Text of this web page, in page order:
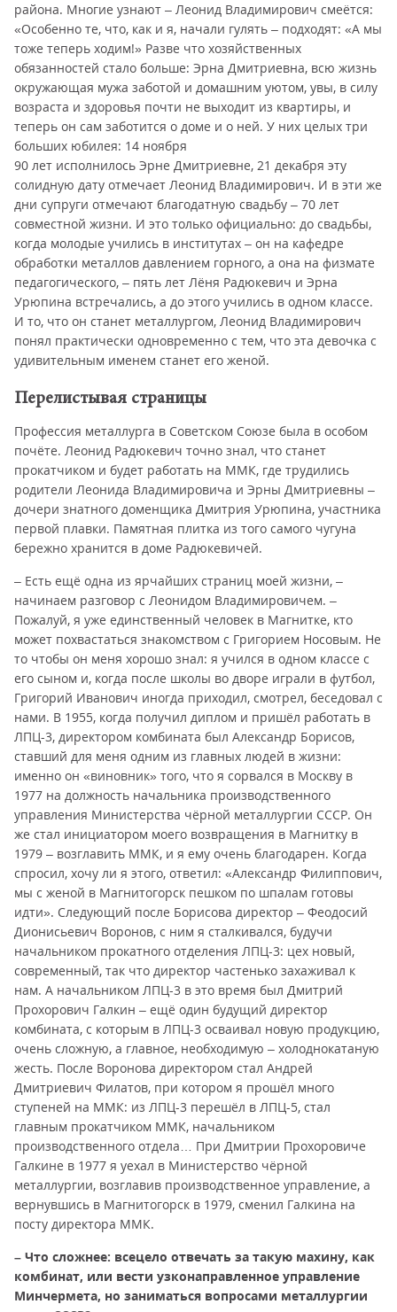
района. Многие узнают – Леонид Владимирович смеётся:
«Особенно те, что, как и я, начали гулять – подходят: «А мы
тоже теперь ходим!» Разве что хозяйственных
обязанностей стало больше: Эрна Дмитриевна, всю жизнь
окружающая мужа заботой и домашним уютом, увы, в силу
возраста и здоровья почти не выходит из квартиры, и
теперь он сам заботится о доме и о ней. У них целых три
больших юбилея: 14 ноября
90 лет исполнилось Эрне Дмитриевне, 21 декабря эту
солидную дату отмечает Леонид Владимирович. И в эти же
дни супруги отмечают благодатную свадьбу – 70 лет
совместной жизни. И это только официально: до свадьбы,
когда молодые учились в институтах – он на кафедре
обработки металлов давлением горного, а она на физмате
педагогического, – пять лет Лёня Радюкевич и Эрна
Урюпина встречались, а до этого учились в одном классе.
И то, что он станет металлургом, Леонид Владимирович
понял практически одновременно с тем, что эта девочка с
удивительным именем станет его женой.
Перелистывая страницы
Профессия металлурга в Советском Союзе была в особом
почёте. Леонид Радюкевич точно знал, что станет
прокатчиком и будет работать на ММК, где трудились
родители Леонида Владимировича и Эрны Дмитриевны –
дочери знатного доменщика Дмитрия Урюпина, участника
первой плавки. Памятная плитка из того самого чугуна
бережно хранится в доме Радюкевичей.
– Есть ещё одна из ярчайших страниц моей жизни, –
начинаем разговор с Леонидом Владимировичем. –
Пожалуй, я уже единственный человек в Магнитке, кто
может похвастаться знакомством с Григорием Носовым. Не
то чтобы он меня хорошо знал: я учился в одном классе с
его сыном и, когда после школы во дворе играли в футбол,
Григорий Иванович иногда приходил, смотрел, беседовал с
нами. В 1955, когда получил диплом и пришёл работать в
ЛПЦ-3, директором комбината был Александр Борисов,
ставший для меня одним из главных людей в жизни:
именно он «виновник» того, что я сорвался в Москву в
1977 на должность начальника производственного
управления Министерства чёрной металлургии СССР. Он
же стал инициатором моего возвращения в Магнитку в
1979 – возглавить ММК, и я ему очень благодарен. Когда
спросил, хочу ли я этого, ответил: «Александр Филиппович,
мы с женой в Магнитогорск пешком по шпалам готовы
идти». Следующий после Борисова директор – Феодосий
Дионисьевич Воронов, с ним я сталкивался, будучи
начальником прокатного отделения ЛПЦ-3: цех новый,
современный, так что директор частенько захаживал к
нам. А начальником ЛПЦ-3 в это время был Дмитрий
Прохорович Галкин – ещё один будущий директор
комбината, с которым в ЛПЦ-3 осваивал новую продукцию,
очень сложную, а главное, необходимую – холоднокатаную
жесть. После Воронова директором стал Андрей
Дмитриевич Филатов, при котором я прошёл много
ступеней на ММК: из ЛПЦ-3 перешёл в ЛПЦ-5, стал
главным прокатчиком ММК, начальником
производственного отдела… При Дмитрии Прохоровиче
Галкине в 1977 я уехал в Министерство чёрной
металлургии, возглавив производственное управление, а
вернувшись в Магнитогорск в 1979, сменил Галкина на
посту директора ММК.
– Что сложнее: всецело отвечать за такую махину, как
комбинат, или вести узконаправленное управление
Минчермета, но заниматься вопросами металлургии